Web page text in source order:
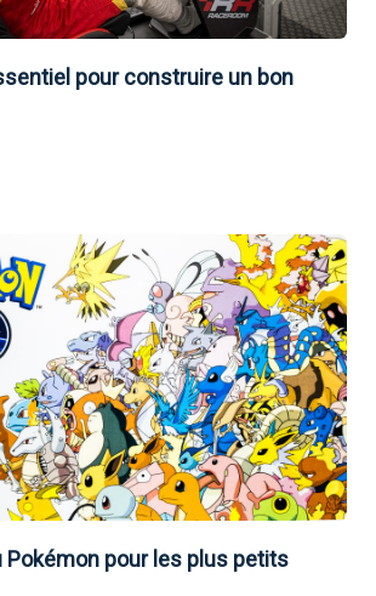
pour construire un bon
Pokémon pour les plus petits